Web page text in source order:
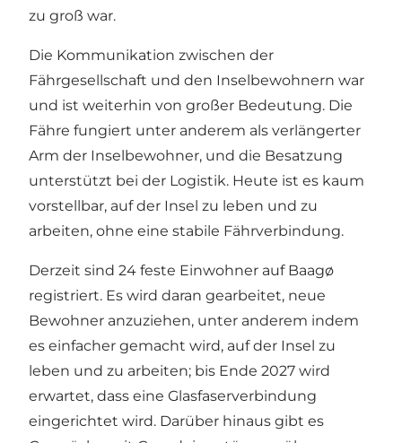
zu groß war.
Die Kommunikation zwischen der
Fährgesellschaft und den Inselbewohnern war
und ist weiterhin von großer Bedeutung. Die
Fähre fungiert unter anderem als verlängerter
Arm der Inselbewohner, und die Besatzung
unterstützt bei der Logistik. Heute ist es kaum
vorstellbar, auf der Insel zu leben und zu
arbeiten, ohne eine stabile Fährverbindung.
Derzeit sind 24 feste Einwohner auf Baagø
registriert. Es wird daran gearbeitet, neue
Bewohner anzuziehen, unter anderem indem
es einfacher gemacht wird, auf der Insel zu
leben und zu arbeiten; bis Ende 2027 wird
erwartet, dass eine Glasfaserverbindung
eingerichtet wird. Darüber hinaus gibt es